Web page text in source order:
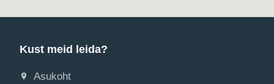
Kust meid leida?
Asukoht